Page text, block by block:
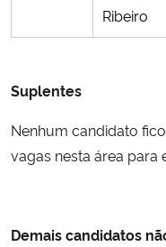
Ribeiro
Suplentes
Nenhum candidato
vagas nesta área para
Demais candidatos